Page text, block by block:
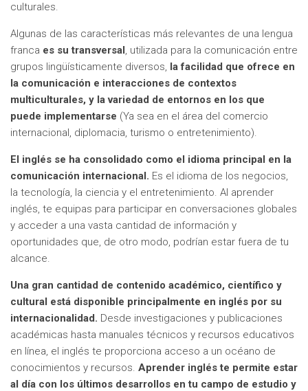
culturales.
Algunas de las características más relevantes de una lengua
franca es su transversal, utilizada para la comunicación entre
grupos lingüísticamente diversos, la facilidad que ofrece en
la comunicación e interacciones de contextos
multiculturales, y la variedad de entornos en los que
puede implementarse (Ya sea en el área del comercio
internacional, diplomacia, turismo o entretenimiento).
El inglés se ha consolidado como el idioma principal en la
comunicación internacional. Es el idioma de los negocios,
la tecnología, la ciencia y el entretenimiento. Al aprender
inglés, te equipas para participar en conversaciones globales
y acceder a una vasta cantidad de información y
oportunidades que, de otro modo, podrían estar fuera de tu
alcance.
Una gran cantidad de contenido académico, científico y
cultural está disponible principalmente en inglés por su
internacionalidad. Desde investigaciones y publicaciones
académicas hasta manuales técnicos y recursos educativos
en línea, el inglés te proporciona acceso a un océano de
conocimientos y recursos. Aprender inglés te permite estar
al día con los últimos desarrollos en tu campo de estudio y